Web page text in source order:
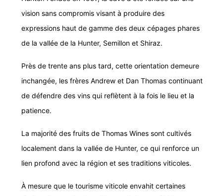
vision sans compromis visant à produire des
expressions haut de gamme des deux cépages phares
de la vallée de la Hunter, Semillon et Shiraz.
Près de trente ans plus tard, cette orientation demeure
inchangée, les frères Andrew et Dan Thomas continuant
de défendre des vins qui reflètent à la fois le lieu et la
patience.
La majorité des fruits de Thomas Wines sont cultivés
localement dans la vallée de Hunter, ce qui renforce un
lien profond avec la région et ses traditions viticoles.
À mesure que le tourisme viticole envahit certaines